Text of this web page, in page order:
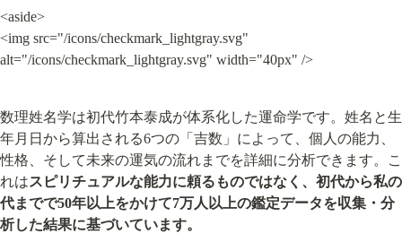
<aside>
<img src="/icons/checkmark_lightgray.svg"
alt="/icons/checkmark_lightgray.svg" width="40px" />
数理姓名学は初代竹本泰成が体系化した運命学です。姓名と生
年月日から算出される6つの「吉数」によって、個人の能力、
性格、そして未来の運気の流れまでを詳細に分析できます。こ
れはスピリチュアルな能力に頼るものではなく、初代から私の
代までで50年以上をかけて7万人以上の鑑定データを収集・分
析した結果に基づいています。